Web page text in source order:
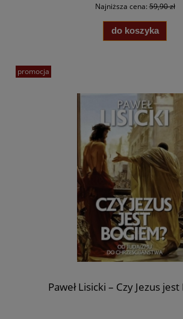
Najniższa cena:59,90 zł
do koszyka
Paweł Lisicki – Czy Jezus
promocja